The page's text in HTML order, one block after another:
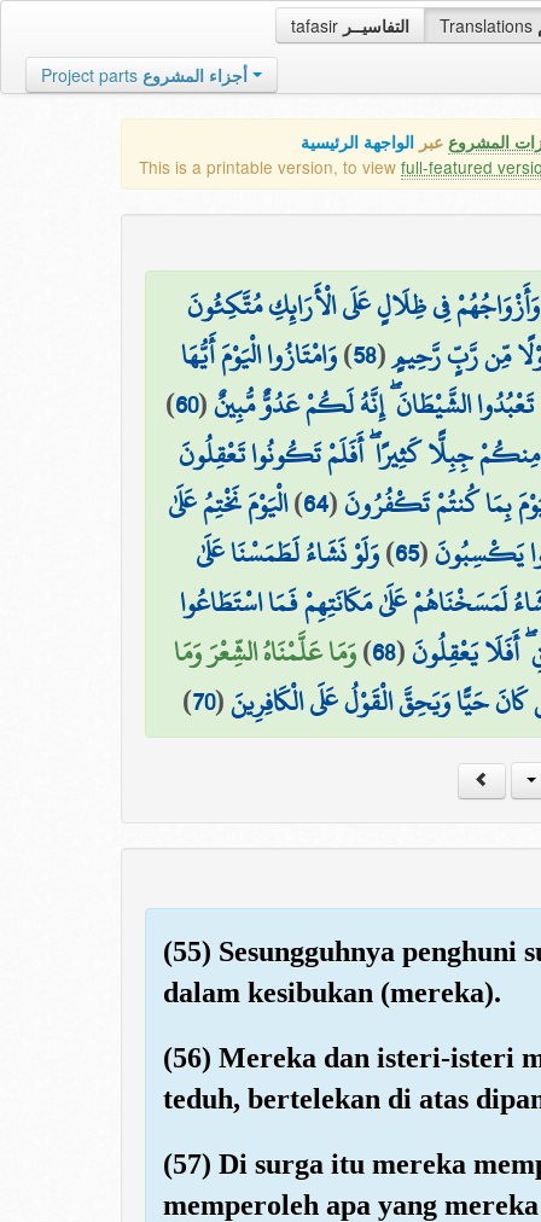
tafasir التفاسيــر Translations
Project parts أجزاء المشروع
المشروع عبر الواجهة الرئيسية
This is a printable version, to view full-featured
فِي ظِلَالٍ عَلَى الْأَرَائِكِ مُتَّكِئُونَ
مِّن رَّبٍّ رَّحِيمٍ(
58
)وَامْتَازُوا الْيَوْمَ أَيُّهَا
الشَّيْطَانَ ۖ إِنَّهُ لَكُمْ عَدُوٌّ مُّبِينٌ(
60
)
جِبِلًّا كَثِيرًا ۖ أَفَلَمْ تَكُونُوا تَعْقِلُونَ
بِمَا كُنتُمْ تَكْفُرُونَ(
64
)الْيَوْمَ نَخْتِمُ عَلَىٰ
يَكْسِبُونَ(
65
)وَلَوْ نَشَاءُ لَطَمَسْنَا عَلَىٰ
لَمَسَخْنَاهُمْ عَلَىٰ مَكَانَتِهِمْ فَمَا اسْتَطَاعُوا
أَفَلَا يَعْقِلُونَ(
68
)وَمَا عَلَّمْنَاهُ الشِّعْرَ وَمَا
كَانَ حَيًّا وَيَحِقَّ الْقَوْلُ عَلَى الْكَافِرِينَ(
70
)
(55) Sesungguhnya penghuni
dalam kesibukan (mereka).
(56) Mereka dan isteri-isteri
teduh, bertelekan di atas
(57) Di surga itu mereka
memperoleh apa yang